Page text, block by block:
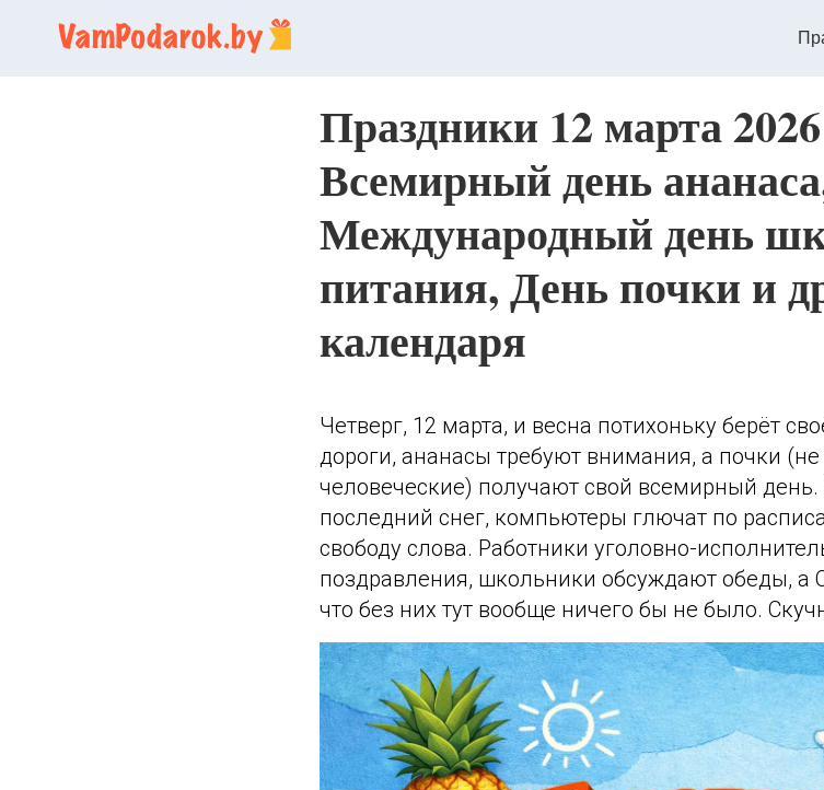
Праздники 12 марта
Всемирный день
Международный день
питания, День почки и
календаря
Четверг, 12 марта, и весна потихоньку берёт
дороги, ананасы требуют внимания, а почки (не
человеческие) получают свой всемирный
последний снег, компьютеры глючат по
свободу слова. Работники уголовно-
поздравления, школьники обсуждают обеды,
что без них тут вообще ничего бы не было.